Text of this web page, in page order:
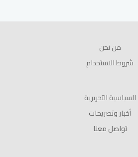
من نحن
شروط الاستخدام
السياسية التحريرية
أخبار وتصريحات
تواصل معنا